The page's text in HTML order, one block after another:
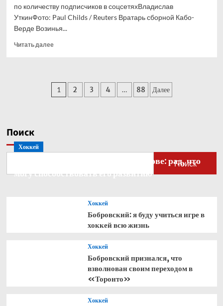
по количеству подписчиков в соцсетяхВладислав
УткинФото: Paul Childs / Reuters Вратарь сборной Кабо-
Верде Возинья...
Читать далееПрочитать
сборной
Кабо-
Пагинация
1 2 3 4 … 88 Далее
Поиск
Поиск
Хоккей
Бобровский — о голкипере Ахтямове: рад, что
могу способствовать его развитию
Хоккей
Бобровский: я буду учиться игре в
хоккей всю жизнь
Хоккей
Бобровский признался, что
взволнован своим переходом в
«Торонто»
Хоккей